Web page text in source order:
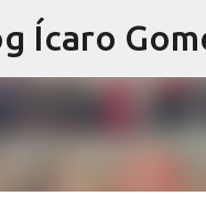
Ícaro